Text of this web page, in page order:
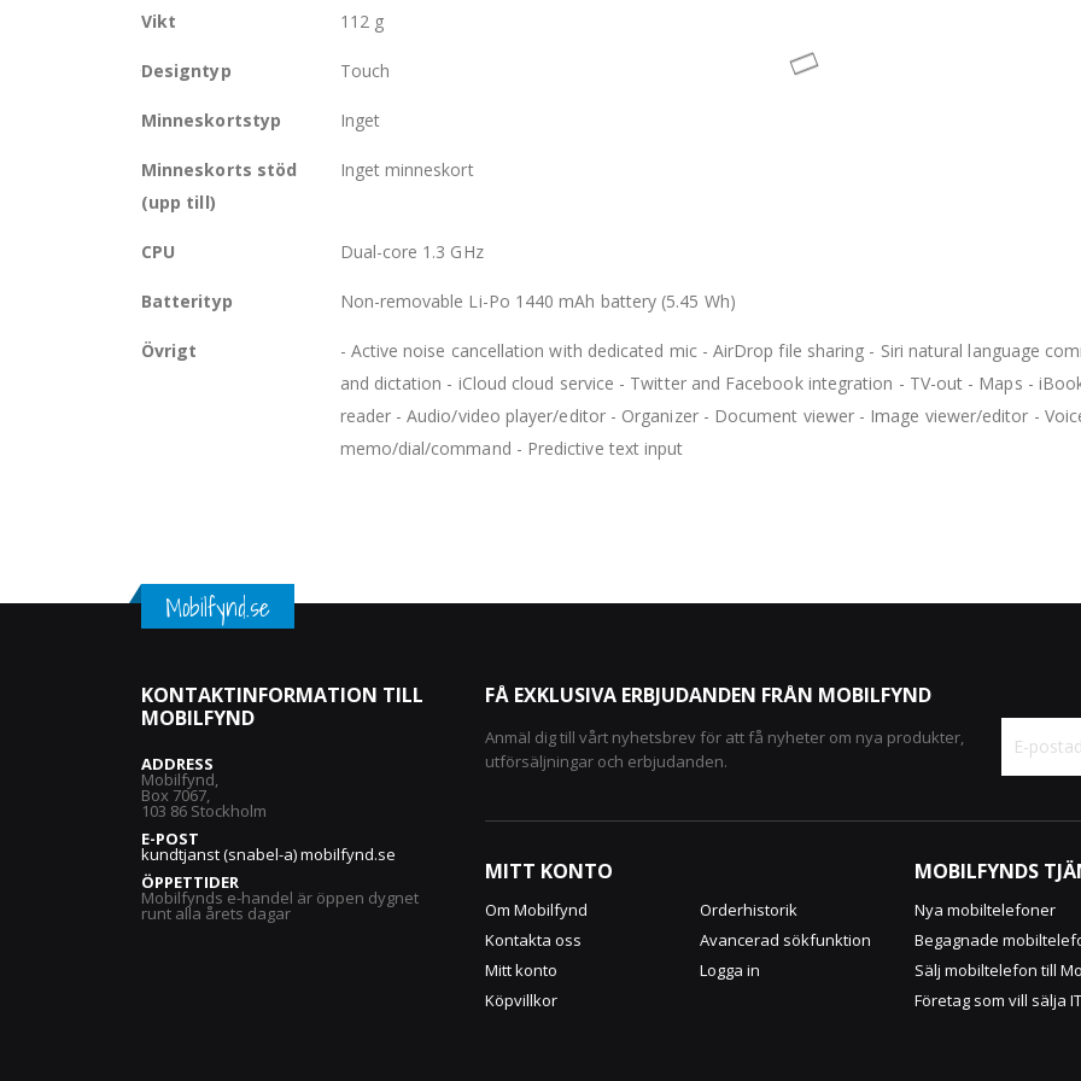
Retina-skärmen på iPhone 5 har en hög upplösning. För att förklara en "hög upplösning" så har iPhone 5 326
tum. Det gör att pixeltätheten är så hög att inte ens ditt öga kan urskilja enskilda pixlar. Skärmen på iPhone 5 har också
en iPhone 5 när du spelar, läser på en nyhetssida, tittar på bilder känns upplevelsen otroligt levande och
annan stor skillnad med den 4-tums stora Retina-skrämen är när du tittar på en film i widescreen i HD-upplösning. Helt
formatomvandling.
Vikt 112 g
Designtyp Touch
Minneskortstyp Inget
Minneskorts stöd
(upp till)
Inget minneskort
CPU Dual-core 1.3 GHz
Batterityp Non-removable Li-Po 1440 mAh battery (5.45 Wh)
Övrigt
- Active noise cancellation with dedicated mic - AirDrop file sharing - Siri natural language
and dictation - iCloud cloud service - Twitter and Facebook integration - TV-out - Maps -
reader - Audio/video player/editor - Organizer - Document viewer - Image viewer/editor -
memo/dial/command - Predictive text input
Mobilfynd.se
KONTAKTINFORMATION TILL
MOBILFYND
ADDRESS
Mobilfynd,
Box 7067,
103 86 Stockholm
E-POST
kundtjanst (snabel-a) mobilfynd.se
ÖPPETTIDER
Mobilfynds e-handel är öppen dygnet
runt alla årets dagar
FÅ EXKLUSIVA ERBJUDANDEN FRÅN MOBILFYND
Anmäl dig till vårt nyhetsbrev för att få nyheter om nya produkter,
utförsäljningar och erbjudanden.
MITT KONTO
Om Mobilfynd
Kontakta oss
Mitt konto
Köpvillkor
Orderhistorik
Avancerad sökfunktion
Logga in
MOBILFYNDS
Nya mobiltelefoner
Begagnade
Sälj mobiltelefon till
Företag som vill sälja